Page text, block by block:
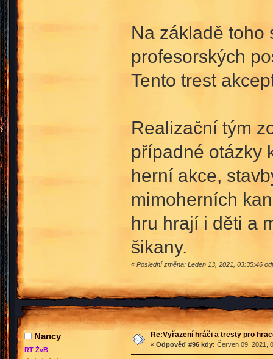
Na základě toho
profesorských
Tento trest
Realizační tým
případné otázky
herní akce,
mimoherních
hru hrají i děti a
šikany.
« Poslední změna: Leden 13, 2021, 03:35:46
Nancy
RT ŽvB
Re:Vyřazení hráči a tresty pro
« Odpověď #96 kdy: Červen 09, 2021,